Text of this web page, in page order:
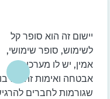
יישום זה הוא סופר קל
לשימוש, סופר שימושי,
אמין, יש לו מערכות
אבטחה ואימות זהות
שגורמות לחברים